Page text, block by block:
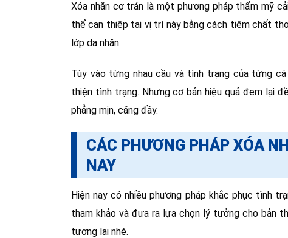
Xóa nhăn cơ trán là một phương pháp thẩm mỹ
thể can thiệp tại vị trí này bằng cách tiêm chất
lớp da nhăn.
Tùy vào từng nhau cầu và tình trạng của từng
thiện tình trạng. Nhưng cơ bản hiệu quả đem lại
phẳng mịn, căng đầy.
CÁC PHƯƠNG PHÁP XÓA
NAY
Hiện nay có nhiều phương pháp khắc phục tình
tham khảo và đưa ra lựa chọn lý tưởng cho bản
tương lai nhé.